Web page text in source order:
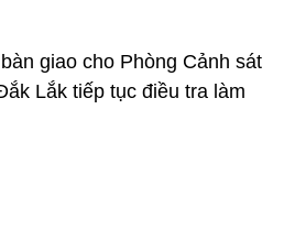
giao cho Phòng Cảnh sát
Lắk tiếp tục điều tra làm